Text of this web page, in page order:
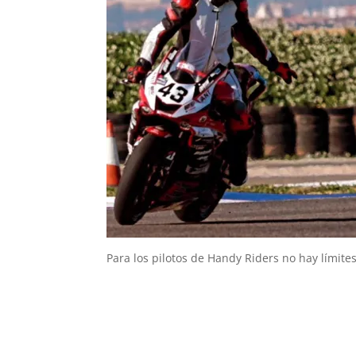
Para los pilotos de Handy Riders no hay